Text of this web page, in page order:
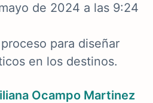
de 2024 a las 9:24
para diseñar
en los destinos.
Ocampo Martinez